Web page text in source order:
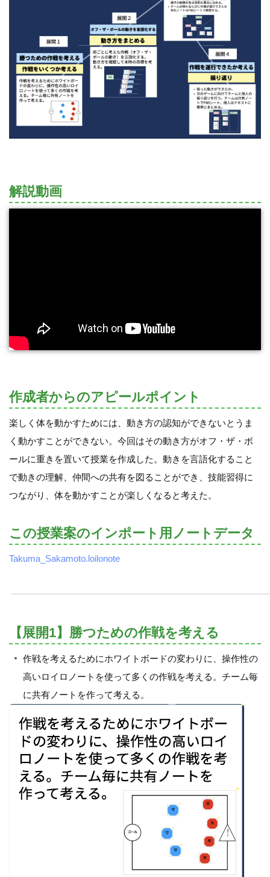
解説動画
作成者からのアピールポイント
楽しく体を動かすためには、動き方の認知ができないとうま
く動かすことができない。今回はその動き方がオフ・ザ・ボ
ールに重きを置いて授業を作成した。動きを言語化すること
で動きの理解、仲間への共有を図ることができ、技能習得に
つながり、体を動かすことが楽しくなると考えた。
この授業案のインポート用ノートデータ
Takuma_Sakamoto.loilonote
【展開1】勝つための作戦を考える
作戦を考えるためにホワイトボードの変わりに、操作性の
高いロイロノートを使って多くの作戦を考える。チーム毎
に共有ノートを作って考える。